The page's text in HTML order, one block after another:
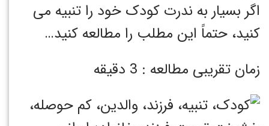
اگر بسیار به ندرت کودک خود را تنبیه می
کنید، حتماً این مطلب را مطالعه کنید…
زمان تقریبی مطالعه : 3 دقیقه